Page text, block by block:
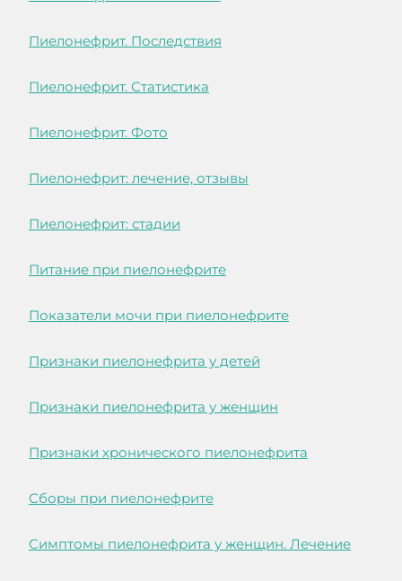
Пиелонефрит. Последствия
Пиелонефрит. Статистика
Пиелонефрит. Фото
Пиелонефрит: лечение, отзывы
Пиелонефрит: стадии
Питание при пиелонефрите
Показатели мочи при пиелонефрите
Признаки пиелонефрита у детей
Признаки пиелонефрита у женщин
Признаки хронического пиелонефрита
Сборы при пиелонефрите
Симптомы пиелонефрита у женщин. Лечение